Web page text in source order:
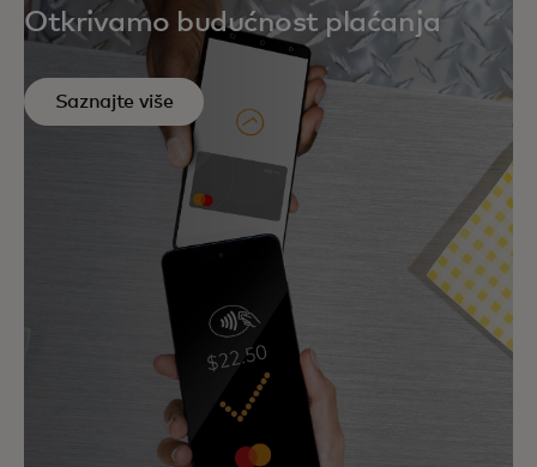
Otkrivamo budućnost plaćanja
Saznajte više